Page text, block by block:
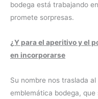
bodega está trabajando
promete sorpresas.
¿Y para el aperitivo y el
en incorporarse
Su nombre nos traslada
emblemática bodega,